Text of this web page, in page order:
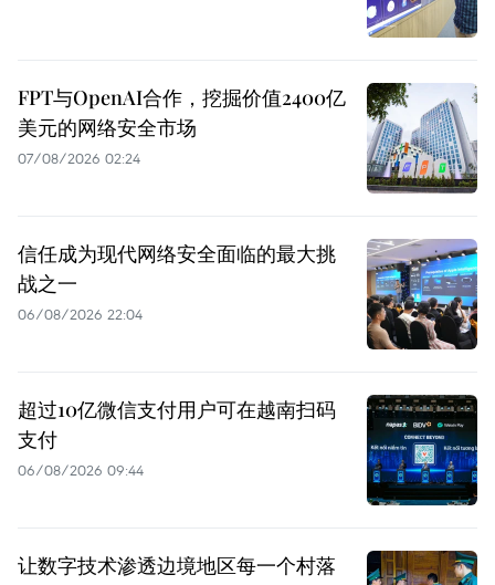
FPT与OpenAI合作，挖掘价值2400亿
美元的网络安全市场
07/08/2026 02:24
信任成为现代网络安全面临的最大挑
战之一
06/08/2026 22:04
超过10亿微信支付用户可在越南扫码
支付
06/08/2026 09:44
让数字技术渗透边境地区每一个村落